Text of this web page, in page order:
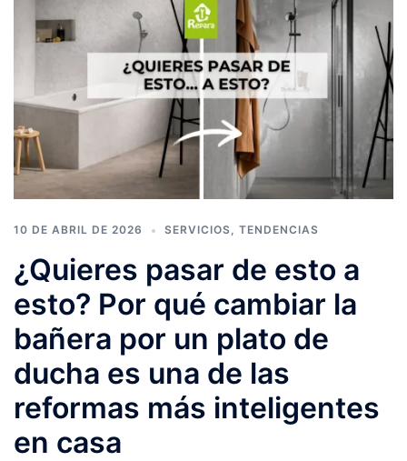
10 DE ABRIL DE 2026 SERVICIOS TENDENCIAS
¿Quieres pasar de esto a
esto? Por qué cambiar la
bañera por un plato de
ducha es una de las
reformas más inteligentes
en casa